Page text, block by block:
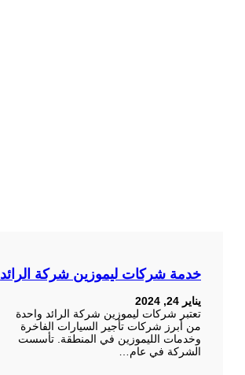
خدمة شركات ليموزين شركة الرائد
يناير 24, 2024
تعتبر شركات ليموزين شركة الرائد واحدة
من أبرز شركات تأجير السيارات الفاخرة
وخدمات الليموزين في المنطقة. تأسست
الشركة في عام…